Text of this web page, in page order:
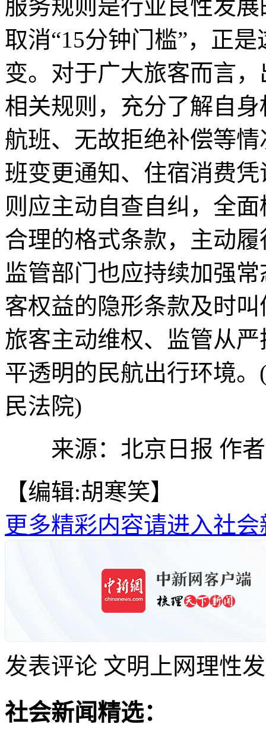
服务规则是行业良性发
取消“15分钟门槛”，正
变。对于广大旅客而言
相关规则，充分了解自
航班、无故拒绝补偿等
班变更通知、住宿消费
则应主动自查自纠，全
合理的格式条款，主动
监管部门也应持续加强
客权益的隐形条款及时
旅客主动维权、监管从
平透明的民航出行环境
民法院)
来源：北京日报 作者
【编辑:胡寒笑】
更多精彩内容请进入社会
发表评论 文明上网理性
社会新闻精选：